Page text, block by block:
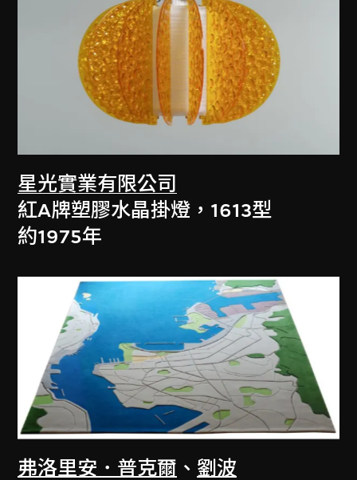
星光實業有限公司
紅A牌塑膠水晶掛燈，1613型
約1975年
弗洛里安．普克爾 、 劉波